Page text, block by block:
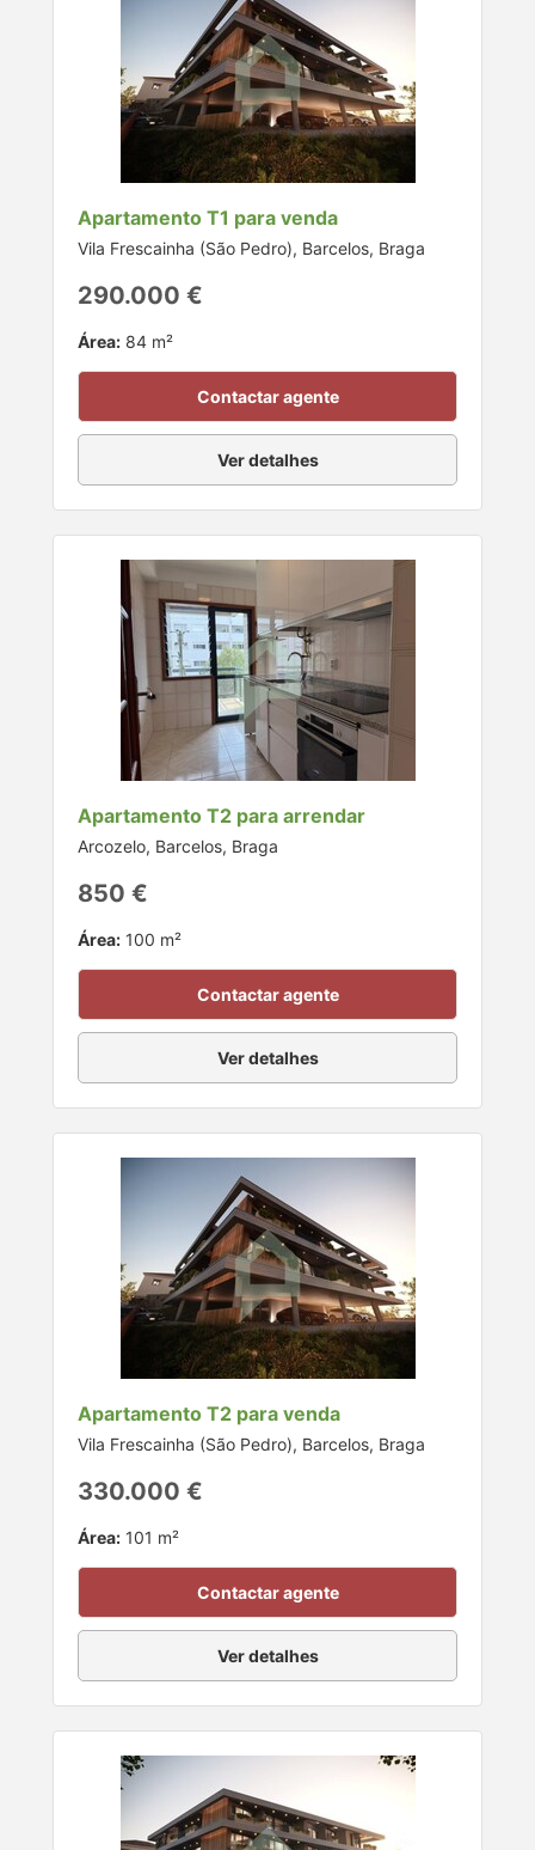
Apartamento T1 para venda
Vila Frescainha (São Pedro), Barcelos, Braga
290.000 €
Área: 84 m²
Contactar agente
Ver detalhes
Apartamento T2 para arrendar
Arcozelo, Barcelos, Braga
850 €
Área: 100 m²
Contactar agente
Ver detalhes
Apartamento T2 para venda
Vila Frescainha (São Pedro), Barcelos, Braga
330.000 €
Área: 101 m²
Contactar agente
Ver detalhes